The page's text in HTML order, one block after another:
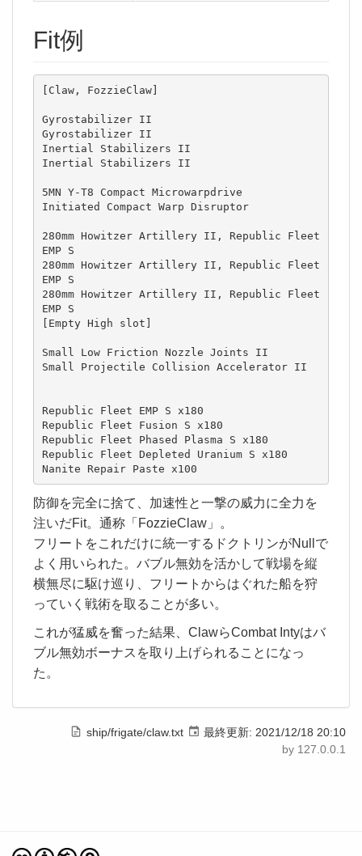
Fit例
[Claw, FozzieClaw]
Gyrostabilizer II
Gyrostabilizer II
Inertial Stabilizers II
Inertial Stabilizers II
5MN Y-T8 Compact Microwarpdrive
Initiated Compact Warp Disruptor
280mm Howitzer Artillery II, Republic Fleet
EMP S
280mm Howitzer Artillery II, Republic Fleet
EMP S
280mm Howitzer Artillery II, Republic Fleet
EMP S
[Empty High slot]
Small Low Friction Nozzle Joints II
Small Projectile Collision Accelerator II
Republic Fleet EMP S x180
Republic Fleet Fusion S x180
Republic Fleet Phased Plasma S x180
Republic Fleet Depleted Uranium S x180
Nanite Repair Paste x100
防御を完全に捨て、加速性と一撃の威力に全力を
注いだFit。通称「FozzieClaw」。
フリートをこれだけに統一するドクトリンがNullで
よく用いられた。バブル無効を活かして戦場を縦
横無尽に駆け巡り、フリートからはぐれた船を狩
っていく戦術を取ることが多い。
これが猛威を奮った結果、ClawらCombat Intyはバ
ブル無効ボーナスを取り上げられることになっ
た。
ship/frigate/claw.txt 最終更新: 2021/12/18 20:10
by 127.0.0.1